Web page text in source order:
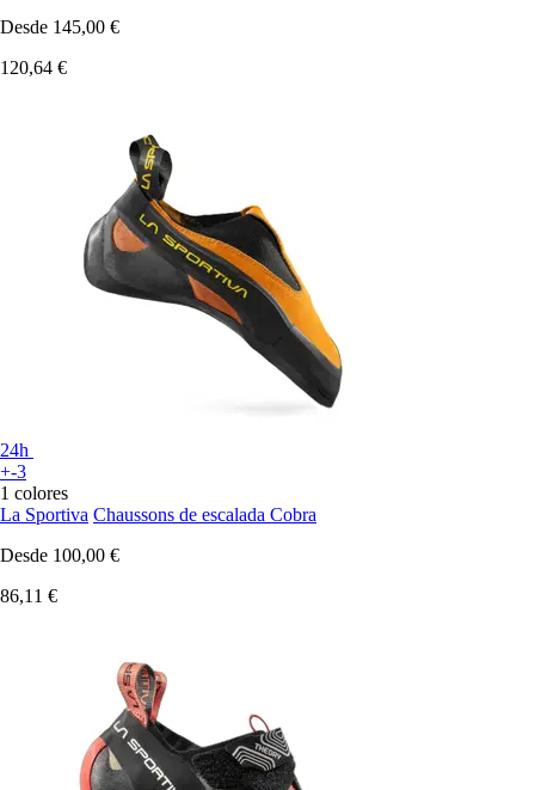
Desde 145,00 €
120,64 €
24h
+-3
1 colores
La Sportiva Chaussons de escalada Cobra
Desde 100,00 €
86,11 €